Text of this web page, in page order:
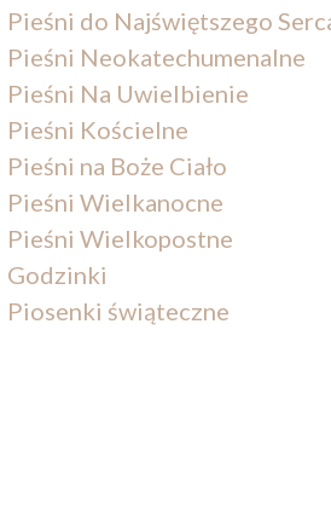
Pieśni do Najświętszego
Pieśni Neokatechumenalne
Pieśni Na Uwielbienie
Pieśni Kościelne
Pieśni na Boże Ciało
Pieśni Wielkanocne
Pieśni Wielkopostne
Godzinki
Piosenki świąteczne